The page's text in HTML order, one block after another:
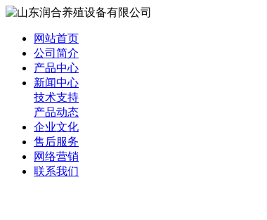
网站首页
公司简介
产品中心
新闻中心
技术支持
产品动态
企业文化
售后服务
网络营销
联系我们